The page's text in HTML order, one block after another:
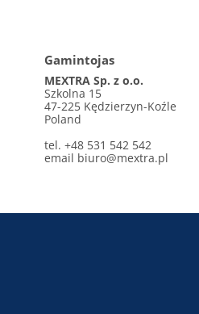
Gamintojas
MEXTRA Sp. z o.o.
Szkolna 15
47-225 Kędzierzyn-Koźle
Poland
tel. +48 531 542 542
email biuro@mextra.pl